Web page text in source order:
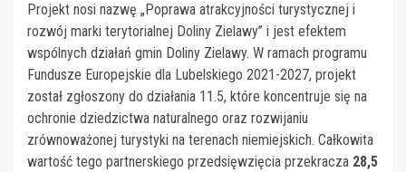
Projekt nosi nazwę „Poprawa atrakcyjności turystycznej i
rozwój marki terytorialnej Doliny Zielawy” i jest efektem
wspólnych działań gmin Doliny Zielawy. W ramach programu
Fundusze Europejskie dla Lubelskiego 2021-2027, projekt
został zgłoszony do działania 11.5, które koncentruje się na
ochronie dziedzictwa naturalnego oraz rozwijaniu
zrównoważonej turystyki na terenach niemiejskich. Całkowita
wartość tego partnerskiego przedsięwzięcia przekracza 28,5